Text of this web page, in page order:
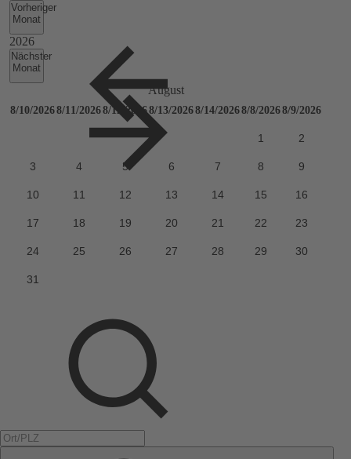
Vorheriger
Monat
Nächster
Monat